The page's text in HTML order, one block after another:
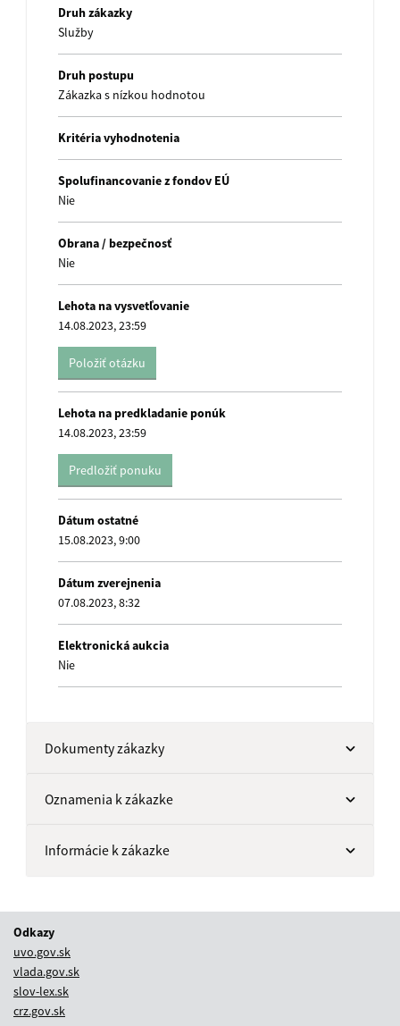
Druh zákazky
Služby
Druh postupu
Zákazka s nízkou hodnotou
Kritéria vyhodnotenia
Spolufinancovanie z fondov EÚ
Nie
Obrana / bezpečnosť
Nie
Lehota na vysvetľovanie
14.08.2023, 23:59
Položiť otázku
Lehota na predkladanie ponúk
14.08.2023, 23:59
Predložiť ponuku
Dátum ostatné
15.08.2023, 9:00
Dátum zverejnenia
07.08.2023, 8:32
Elektronická aukcia
Nie
Dokumenty zákazky
Oznamenia k zákazke
Informácie k zákazke
Odkazy
uvo.gov.sk
vlada.gov.sk
slov-lex.sk
crz.gov.sk